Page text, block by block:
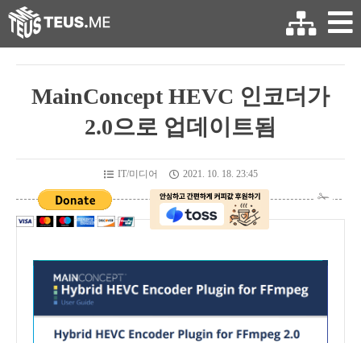
MainConcept HEVC 인코더가
2.0으로 업데이트됨
IT/미디어 2021. 10. 18. 23:45